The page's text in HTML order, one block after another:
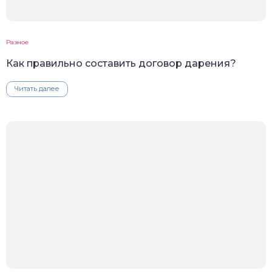
Разное
Как правильно составить договор дарения?
Читать далее